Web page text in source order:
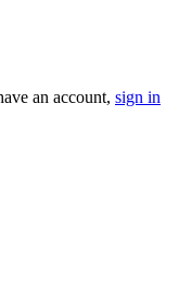
an account, sign in